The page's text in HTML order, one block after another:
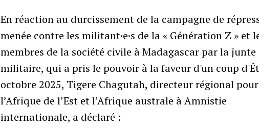
En réaction au durcissement de la campagne de
menée contre les militant·e·s de la « Génération Z » et
membres de la société civile à Madagascar par la junte
militaire, qui a pris le pouvoir à la faveur d'un coup
octobre 2025, Tigere Chagutah, directeur régional pour
l’Afrique de l’Est et l’Afrique australe à Amnistie
internationale, a déclaré :